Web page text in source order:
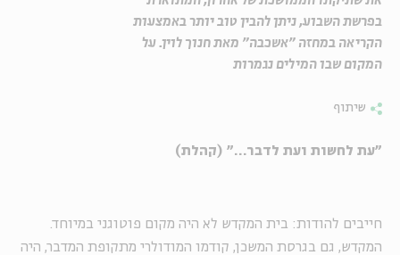
בפרשת השבוע, ניתן להבין טוב יותר באמצעות
הקריאה במחזה "אשכבה" מאת חנוך לוין. על
המקום שבו המילים נגמרות
שיתוף
"עת לחשות ועת לדבר..." (קהלת)
חייבים להודות: בית המקדש לא היה מקום פוטוגני במיוחד.
המקדש, גם בגרסת המשכן, קודמו המודולרי מתקופת המדבר, היה